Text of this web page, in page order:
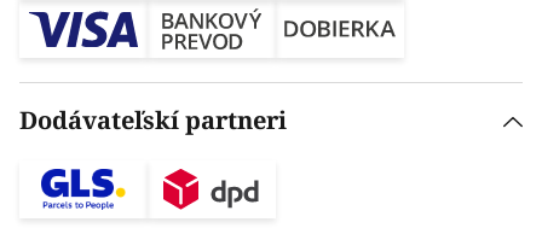
Dodávateľskí partneri